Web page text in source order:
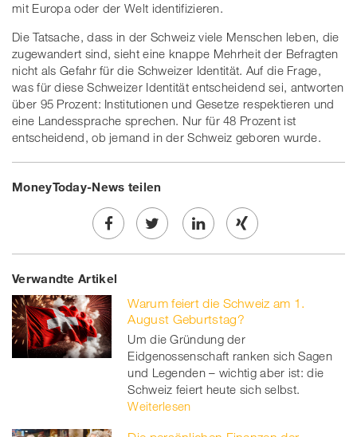
mit Europa oder der Welt identifizieren.
Die Tatsache, dass in der Schweiz viele Menschen leben, die
zugewandert sind, sieht eine knappe Mehrheit der Befragten
nicht als Gefahr für die Schweizer Identität. Auf die Frage,
was für diese Schweizer Identität entscheidend sei, antworten
über 95 Prozent: Institutionen und Gesetze respektieren und
eine Landessprache sprechen. Nur für 48 Prozent ist
entscheidend, ob jemand in der Schweiz geboren wurde.
MoneyToday-News teilen
Share
on
Facebook
Twe
on
twitt
er
Share
linkedin
Share
Xing
Verwandte Artikel
Warum feiert die Schweiz am 1.
August Geburtstag?
Um die Gründung der
Eidgenossenschaft ranken sich Sagen
und Legenden – wichtig aber ist: die
Schweiz feiert heute sich selbst.
Weiterlesen